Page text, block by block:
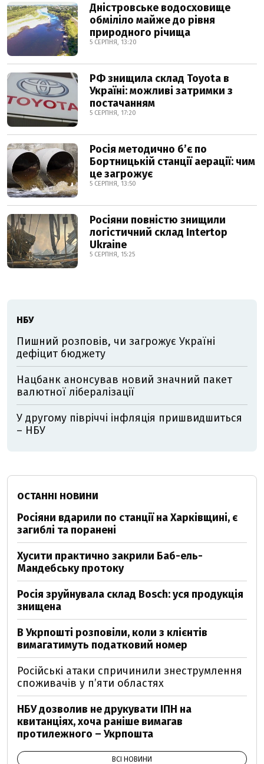
Дністровське водосховище
обміліло майже до рівня
природного річища
5 СЕРПНЯ, 13:20
РФ знищила склад Toyota в
Україні: можливі затримки з
постачанням
5 СЕРПНЯ, 17:20
Росія методично б’є по
Бортницькій станції аерації: чим
це загрожує
5 СЕРПНЯ, 13:50
Росіяни повністю знищили
логістичний склад Intertop
Ukraine
5 СЕРПНЯ, 15:25
НБУ
Пишний розповів, чи загрожує Україні
дефіцит бюджету
Нацбанк анонсував новий значний пакет
валютної лібералізації
У другому півріччі інфляція пришвидшиться
– НБУ
ОСТАННІ НОВИНИ
Росіяни вдарили по станції на Харківщині, є
загиблі та поранені
Хусити практично закрили Баб-ель-
Мандебську протоку
Росія зруйнувала склад Bosch: уся продукція
знищена
В Укрпошті розповіли, коли з клієнтів
вимагатимуть податковий номер
Російські атаки спричинили знеструмлення
споживачів у п’яти областях
НБУ дозволив не друкувати ІПН на
квитанціях, хоча раніше вимагав
протилежного – Укрпошта
ВСІ НОВИНИ